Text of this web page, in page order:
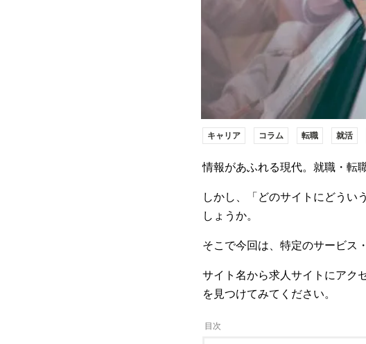
キャリア コラム 転職 就活
情報があふれる現代。就職・転
しかし、「どのサイトにどうい
しょうか。
そこで今回は、特定のサービス
サイト名から求人サイトにアク
を見つけてみてください。